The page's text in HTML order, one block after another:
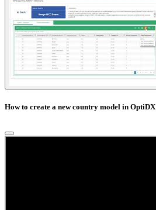
How to create a new country model in OptiDX